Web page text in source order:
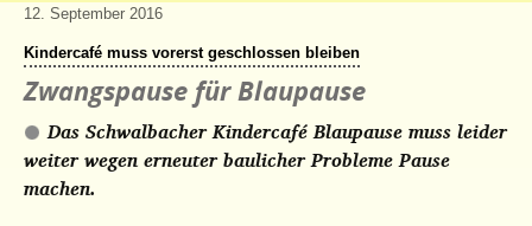
12. September 2016
Kindercafé muss vorerst geschlossen bleiben
Zwangspause für Blaupause
Das Schwalbacher Kindercafé Blaupause muss leider
weiter wegen erneuter baulicher Probleme Pause
machen.